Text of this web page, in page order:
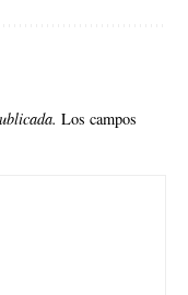
Los campos